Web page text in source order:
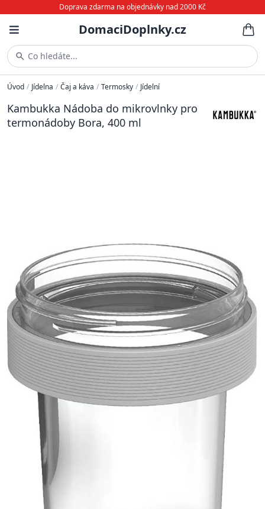
Doprava zdarma na objednávky nad 2000 Kč
DomaciDoplnky.cz
Co hledáte...
Úvod / Jídelna / Čaj a káva / Termosky / Jídelní
Kambukka Nádoba do mikrovlnky pro
termonádoby Bora, 400 ml